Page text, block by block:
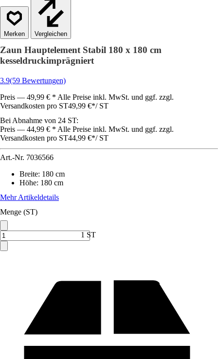
Vergleichen
Zaun Hauptelement Stabil 180 x 180 cm
kesseldruckimprägniert
3.9(59 Bewertungen)
Preis — 49,99 € * Alle Preise inkl. MwSt. und ggf. zzgl.
Versandkosten pro ST49,99 €*/ ST
Bei Abnahme von 24 ST:
Preis — 44,99 € * Alle Preise inkl. MwSt. und ggf. zzgl.
Versandkosten pro ST44,99 €*/ ST
Art.-Nr. 7036566
Breite: 180 cm
Höhe: 180 cm
Mehr Artikeldetails
Menge (ST)
1 ST